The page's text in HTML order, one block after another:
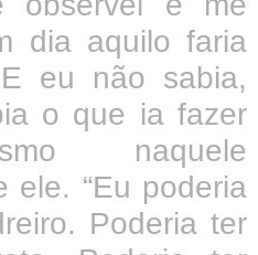
dia aquilo faria
eu não sabia,
o que ia fazer
naquele
ele. “Eu poderia
Poderia ter